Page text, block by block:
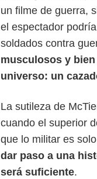
un filme de guerra,
el espectador
soldados contra
musculosos y bien
universo: un
La sutileza de
cuando el superior
que lo militar es
dar paso a una
será suficiente.